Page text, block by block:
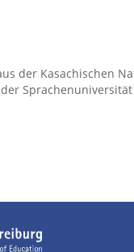
der Kasachischen